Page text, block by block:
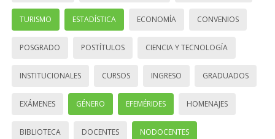
TURISMO ESTADÍSTICA ECONOMÍA CONVENIOS
POSGRADO POSTÍTULOS CIENCIA Y TECNOLOGÍA
INSTITUCIONALES CURSOS INGRESO GRADUADOS
EXÁMENES GÉNERO EFEMÉRIDES HOMENAJES
BIBLIOTECA DOCENTES NODOCENTES